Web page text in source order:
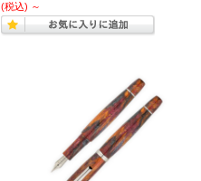
(税込) ～